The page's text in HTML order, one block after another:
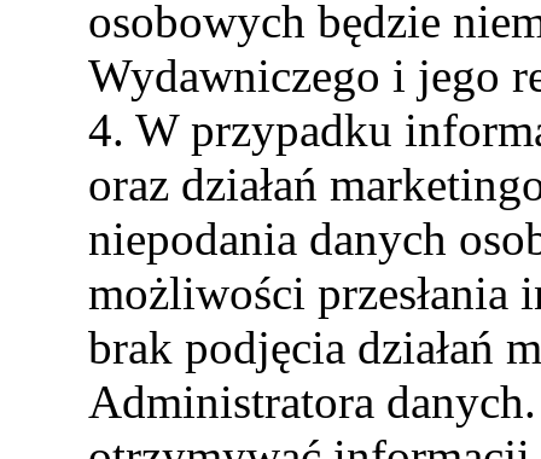
osobowych będzie
Wydawniczego i jego
4. W przypadku
oraz działań
niepodania danych
możliwości
brak podjęcia działań
Administratora